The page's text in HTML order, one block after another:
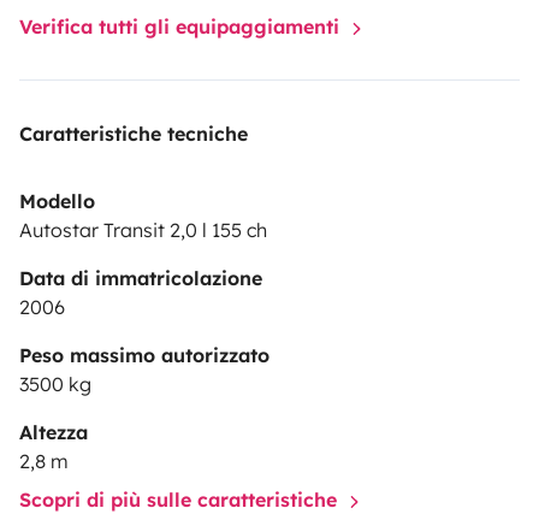
Verifica tutti gli equipaggiamenti
Caratteristiche tecniche
Modello
Autostar Transit 2,0 l 155 ch
Data di immatricolazione
2006
Peso massimo autorizzato
3500 kg
Altezza
2,8 m
Scopri di più sulle caratteristiche